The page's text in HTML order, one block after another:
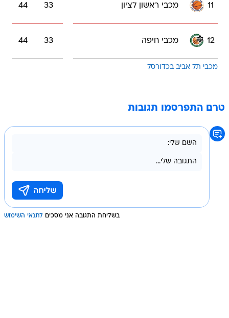
11 מכבי ראשון לציון 33
44
12 מכבי חיפה 33
44
מכבי תל אביב בכדורסל
טרם התפרסמו תגובות
בשליחת התגובה אני מסכים לתנאי השימוש